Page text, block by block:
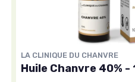
LA CLINIQUE DU CHANVRE
Huile Chanvre 40% -